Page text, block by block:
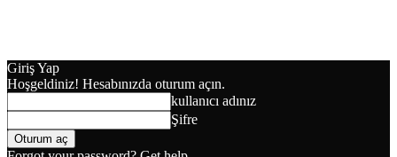
Giriş Yap
Hoşgeldiniz! Hesabınızda oturum açın.
kullanıcı adınız
Şifre